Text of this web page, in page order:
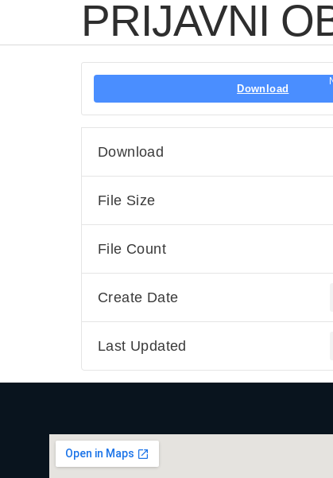
PRIJAVNI
Download
Download
File Size
File Count
Create Date
Last Updated